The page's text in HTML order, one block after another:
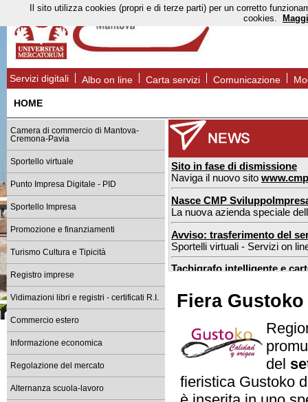
Servizi digitali Albo on line Carta servizi Comunicazione
HOME
Camera di commercio di Mantova-
Cremona-Pavia
Sportello virtuale
Punto Impresa Digitale - PID
Sportello Impresa
Promozione e finanziamenti
Turismo Cultura e Tipicità
Registro imprese
Vidimazioni libri e registri - certificati R.I.
Commercio estero
Informazione economica
Regolazione del mercato
Alternanza scuola-lavoro
Sito in fase di dismissione
Naviga il nuovo sito
Nasce CMP
La nuova azienda speciale
Avviso: trasferimento del
Sportelli virtuali - Servizi on
Tachigrafo intelligente e
Sportello estero Mantova:
Registro Imprese sede di
tempi di lavorazione delle
Bandi e contributi per le
Scopri i bandi della Camera
Fiera
del
fieristica Gustoko
Il sito utilizza cookies (propri e di terze parti) per un corretto
cookies.